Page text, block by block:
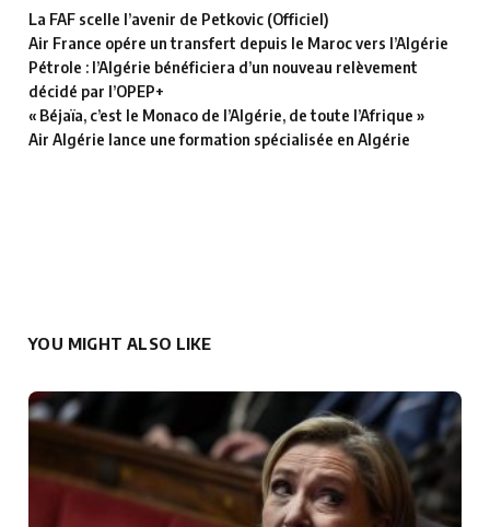
La FAF scelle l’avenir de Petkovic (Officiel)
Air France opére un transfert depuis le Maroc vers l’Algérie
Pétrole : l’Algérie bénéficiera d’un nouveau relèvement
décidé par l’OPEP+
« Béjaïa, c’est le Monaco de l’Algérie, de toute l’Afrique »
Air Algérie lance une formation spécialisée en Algérie
YOU MIGHT ALSO LIKE